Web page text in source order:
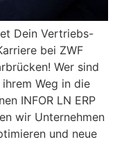
Dein Vertriebs-
bei ZWF
Wer sind
Weg in die
INFOR LN ERP
wir Unternehmen
und neue